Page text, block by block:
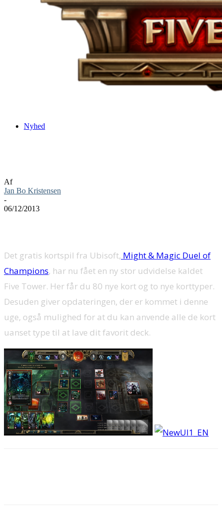
Nyhed
Af
Jan Bo Kristensen
-
06/12/2013
Det gratis kortspil fra Ubisoft, Might & Magic Duel of
Champions, har nu fået en ny stor udvidelse kaldet
Five Tower. Her får du 80 nye kort og to nye korttyper.
Desuden giver opdateringen, der er kommet i denne
uge, også mulighed for at du kan anvende alle de kort
uanset type til at lave dit favorit deck.